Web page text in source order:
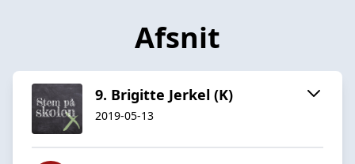
Afsnit
9. Brigitte Jerkel (K)
2019-05-13